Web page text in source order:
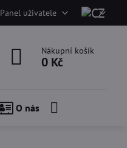
Panel uživatele
Nákupní košík
0 Kč
O nás